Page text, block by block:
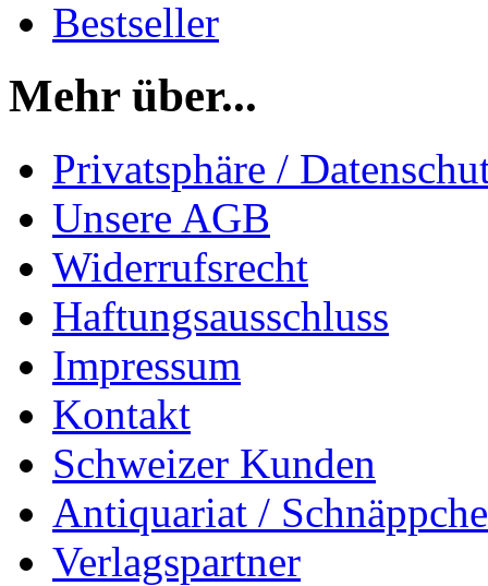
Bestseller
Mehr über...
Privatsphäre /
Unsere AGB
Widerrufsrecht
Haftungsausschluss
Impressum
Kontakt
Schweizer Kunden
Antiquariat /
Verlagspartner